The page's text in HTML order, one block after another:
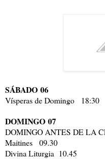
SÁBADO 06
Vísperas de Domingo 18:30
DOMINGO 07
DOMINGO ANTES DE LA
Maitines 09.30
Divina Liturgia 10.45